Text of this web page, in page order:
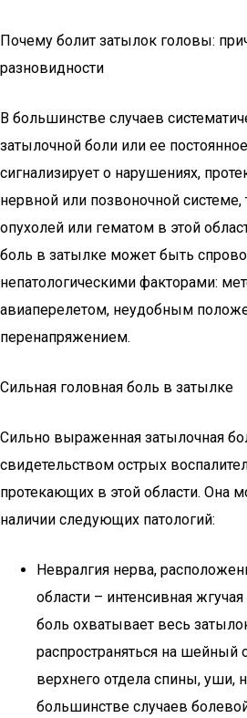
Почему болит затылок головы:
разновидности
В большинстве случаев
затылочной боли или ее
сигнализирует о нарушениях,
нервной или позвоночной
опухолей или гематом в этой
боль в затылке может быть
непатологическими факторами:
авиаперелетом, неудобным
перенапряжением.
Сильная головная боль в затылке
Сильно выраженная затылочная
свидетельством острых
протекающих в этой области. Она
наличии следующих патологий:
Невралгия нерва,
области – интенсивная
боль охватывает весь
распространяться на
верхнего отдела спины,
большинстве случаев